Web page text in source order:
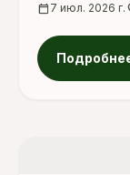
и актуальные
calendar_today 7 июл. 2026 г.